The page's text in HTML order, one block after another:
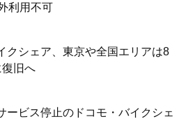
利用不可
クシェア、東京や全国エリアは8
復旧へ
ービス停止のドコモ・バイクシェ